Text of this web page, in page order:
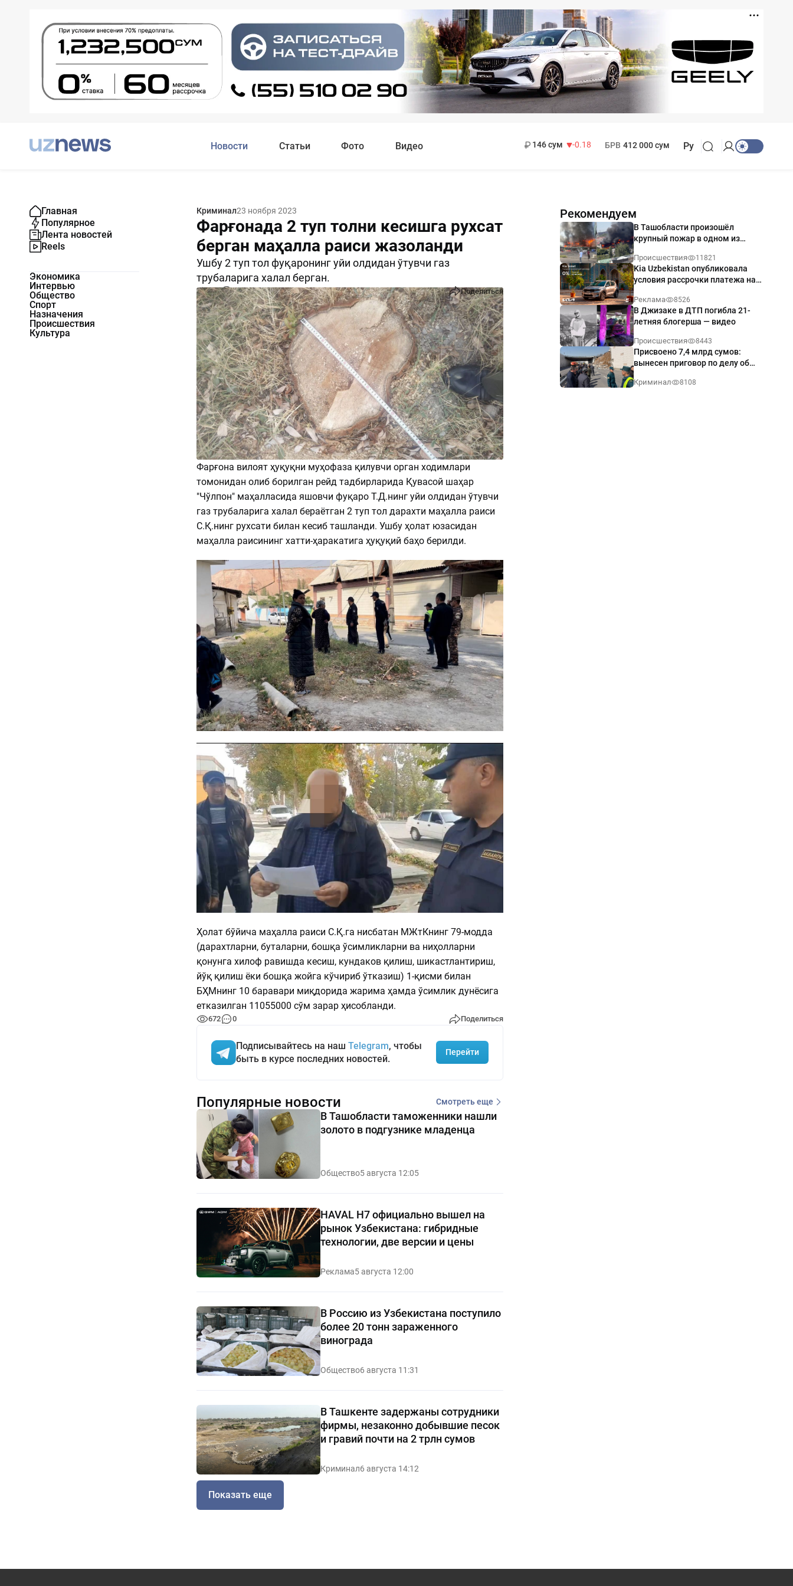
Новости Статьи Фото Видео
146 сум
-0.18
БРВ 412 000 сум Ру
Главная
Популярное
Лента новостей
Reels
Экономика
Интервью
Общество
Спорт
Назначения
Происшествия
Культура
Криминал23 ноября 2023
Фарғонада 2 туп толни кесишга рухсат
берган маҳалла раиси жазоланди
Ушбу 2 туп тол фуқаронинг уйи олдидан ўтувчи газ
трубаларига халал берган.
672 0 Поделиться
Фарғона вилоят ҳуқуқни муҳофаза қилувчи орган ходимлари
томонидан олиб борилган рейд тадбирларида Қувасой шаҳар
"Чўлпон" маҳалласида яшовчи фуқаро Т.Д.нинг уйи олдидан ўтувчи
газ трубаларига халал бераётган 2 туп тол дарахти маҳалла раиси
С.Қ.нинг рухсати билан кесиб ташланди. Ушбу ҳолат юзасидан
маҳалла раисининг хатти-ҳаракатига ҳуқуқий баҳо берилди.
Ҳолат бўйича маҳалла раиси С.Қ.га нисбатан МЖтКнинг 79-модда
(дарахтларни, буталарни, бошқа ўсимликларни ва ниҳолларни
қонунга хилоф равишда кесиш, кундаков қилиш, шикастлантириш,
йўқ қилиш ёки бошқа жойга кўчириб ўтказиш) 1-қисми билан
БҲМнинг 10 баравари миқдорида жарима ҳамда ўсимлик дунёсига
етказилган 11055000 сўм зарар ҳисобланди.
672 0 Поделиться
Подписывайтесь на наш Telegram, чтобы
быть в курсе последних новостей.
Перейти
Рекомендуем
В Ташобласти произошёл
крупный пожар в одном из
Происшествия 11821
Kia Uzbekistan опубликовала
условия рассрочки платежа на
годовых
Реклама 8526
В Джизаке в ДТП погибла 21-
летняя блогерша — видео
Происшествия 8443
Присвоено 7,4 млрд сумов:
вынесен приговор по делу об
Ташкенте
Криминал 8108
Популярные новости Смотреть еще
В Ташобласти таможенники нашли
золото в подгузнике младенца
Общество5 августа 12:05
HAVAL H7 официально вышел на
рынок Узбекистана: гибридные
технологии, две версии и цены
Реклама5 августа 12:00
В Россию из Узбекистана поступило
более 20 тонн зараженного
винограда
Общество6 августа 11:31
В Ташкенте задержаны сотрудники
фирмы, незаконно добывшие песок
и гравий почти на 2 трлн сумов
Криминал6 августа 14:12
Показать еще